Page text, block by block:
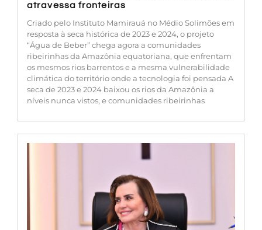
atravessa fronteiras
Criado pelo Instituto Mamirauá no Médio Solimões em
resposta à seca histórica de 2023 e 2024, o projeto
“Água de Beber” chega agora a comunidades
ribeirinhas da Amazônia equatoriana, que enfrentam
os mesmos rios barrentos e a mesma vulnerabilidade
climática do território onde a tecnologia foi pensada A
seca de 2023 e 2024 baixou os rios da Amazônia a
níveis nunca vistos, e comunidades ribeirinhas